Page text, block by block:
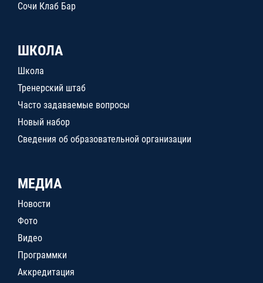
Сочи Клаб Бар
ШКОЛА
Школа
Тренерский штаб
Часто задаваемые вопросы
Новый набор
Сведения об образовательной организации
МЕДИА
Новости
Фото
Видео
Программки
Аккредитация